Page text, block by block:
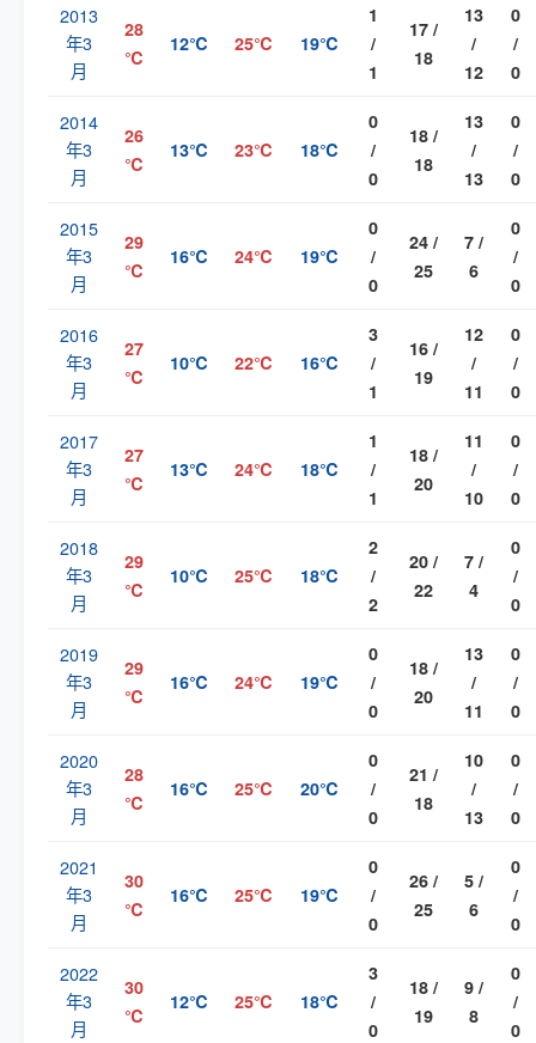
2013
年3
月
28
℃
12℃ 25℃ 19℃
1
/
1
17 /
18
13
/
12
0
/
0
2014
年3
月
26
℃
13℃ 23℃ 18℃
0
/
0
18 /
18
13
/
13
0
/
0
2015
年3
月
29
℃
16℃ 24℃ 19℃
0
/
0
24 /
25
7 /
6
0
/
0
2016
年3
月
27
℃
10℃ 22℃ 16℃
3
/
1
16 /
19
12
/
11
0
/
0
2017
年3
月
27
℃
13℃ 24℃ 18℃
1
/
1
18 /
20
11
/
10
0
/
0
2018
年3
月
29
℃
10℃ 25℃ 18℃
2
/
2
20 /
22
7 /
4
0
/
0
2019
年3
月
29
℃
16℃ 24℃ 19℃
0
/
0
18 /
20
13
/
11
0
/
0
2020
年3
月
28
℃
16℃ 25℃ 20℃
0
/
0
21 /
18
10
/
13
0
/
0
2021
年3
月
30
℃
16℃ 25℃ 19℃
0
/
0
26 /
25
5 /
6
0
/
0
2022
年3
月
30
℃
12℃ 25℃ 18℃
3
/
0
18 /
19
9 /
8
0
/
0